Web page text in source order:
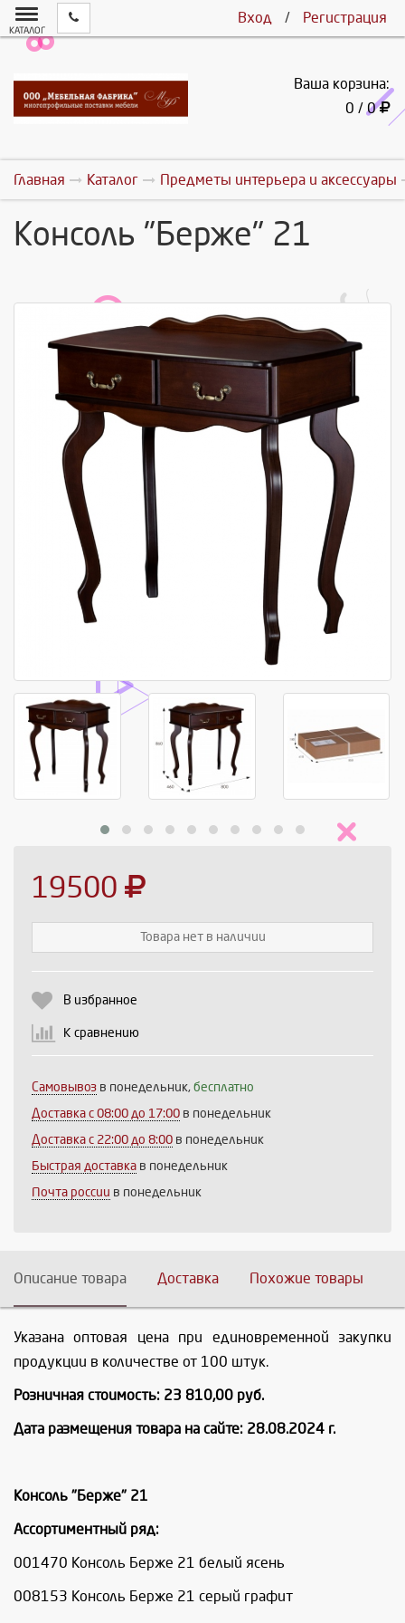
Вход / Регистрация
КАТАЛОГ
Ваша корзина:
0 / 0
Главная Каталог Предметы интерьера и аксессуары
Консоль "Берже" 21
19500
Товара нет в наличии
В избранное
К сравнению
Самовывоз в понедельник, бесплатно
Доставка c 08:00 до 17:00 в понедельник
Доставка с 22:00 до 8:00 в понедельник
Быстрая доставка в понедельник
Почта россии в понедельник
Описание товара Доставка Похожие товары
Указана оптовая цена при единовременной закупки
продукции в количестве от 100 штук.
Розничная стоимость: 23 810,00 руб.
Дата размещения товара на сайте: 28.08.2024 г.
Консоль "Берже" 21
Ассортиментный ряд:
001470 Консоль Берже 21 белый ясень
008153 Консоль Берже 21 серый графит